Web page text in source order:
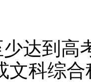
到高考
文科综